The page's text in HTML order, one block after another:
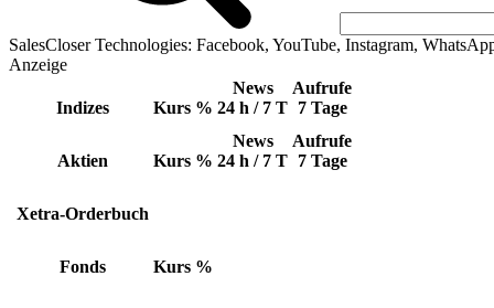
SalesCloser Technologies: Facebook, YouTube, Instagram,
Anzeige
Indizes Kurs %
News
24 h / 7 T
Aufrufe
7 Tage
Aktien Kurs %
News
24 h / 7 T
Aufrufe
7 Tage
Xetra-Orderbuch
Fonds Kurs %